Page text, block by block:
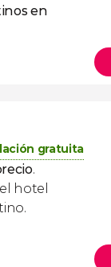
en
gratuita
.
hotel